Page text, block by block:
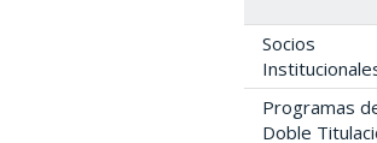
Socios
Programas
Doble